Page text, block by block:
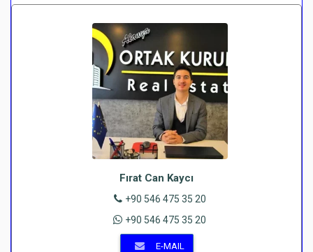
Fırat Can Kaycı
+90 546 475 35 20
+90 546 475 35 20
E-MAIL